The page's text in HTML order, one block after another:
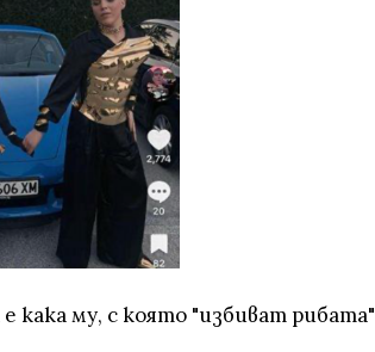
кака му, с която "избиват рибата"